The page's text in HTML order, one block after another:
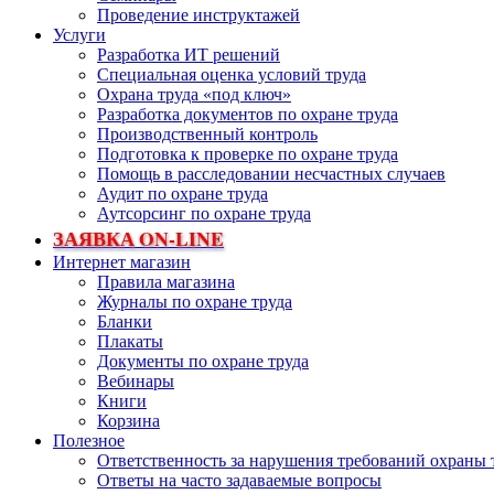
Проведение инструктажей
Услуги
Разработка ИТ решений
Специальная оценка условий труда
Охрана труда «под ключ»
Разработка документов по охране труда
Производственный контроль
Подготовка к проверке по охране труда
Помощь в расследовании несчастных случаев
Аудит по охране труда
Аутсорсинг по охране труда
ЗАЯВКА ON-LINE
Интернет магазин
Правила магазина
Журналы по охране труда
Бланки
Плакаты
Документы по охране труда
Вебинары
Книги
Корзина
Полезное
Ответственность за нарушения требований охраны
Ответы на часто задаваемые вопросы